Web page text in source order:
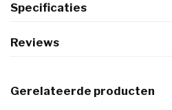
Specificaties
Reviews
Gerelateerde producten